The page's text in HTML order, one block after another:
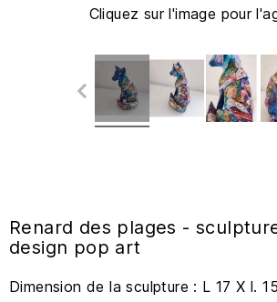
Cliquez sur l'image pour
Renard des plages -
design pop art
Dimension de la sculpture : L 17 X l.